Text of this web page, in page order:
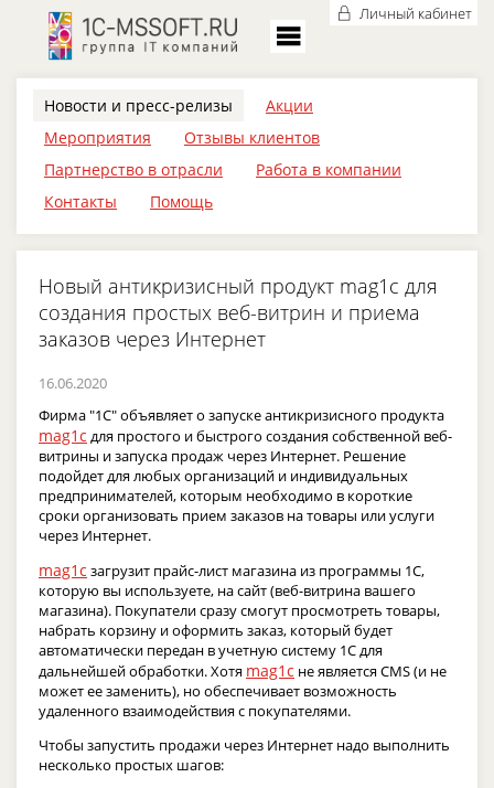
Личный кабинет
Новости и пресс-релизы
Акции
Мероприятия
Отзывы клиентов
Партнерство в отрасли
Работа в компании
Контакты
Помощь
Новый антикризисный продукт mag1c для
создания простых веб-витрин и приема
заказов через Интернет
16.06.2020
Фирма "1С" объявляет о запуске антикризисного продукта
mag1c для простого и быстрого создания собственной веб-
витрины и запуска продаж через Интернет. Решение
подойдет для любых организаций и индивидуальных
предпринимателей, которым необходимо в короткие
сроки организовать прием заказов на товары или услуги
через Интернет.
mag1c загрузит прайс-лист магазина из программы 1С,
которую вы используете, на сайт (веб-витрина вашего
магазина). Покупатели сразу смогут просмотреть товары,
набрать корзину и оформить заказ, который будет
автоматически передан в учетную систему 1С для
дальнейшей обработки. Хотя mag1c не является CMS (и не
может ее заменить), но обеспечивает возможность
удаленного взаимодействия с покупателями.
Чтобы запустить продажи через Интернет надо выполнить
несколько простых шагов: